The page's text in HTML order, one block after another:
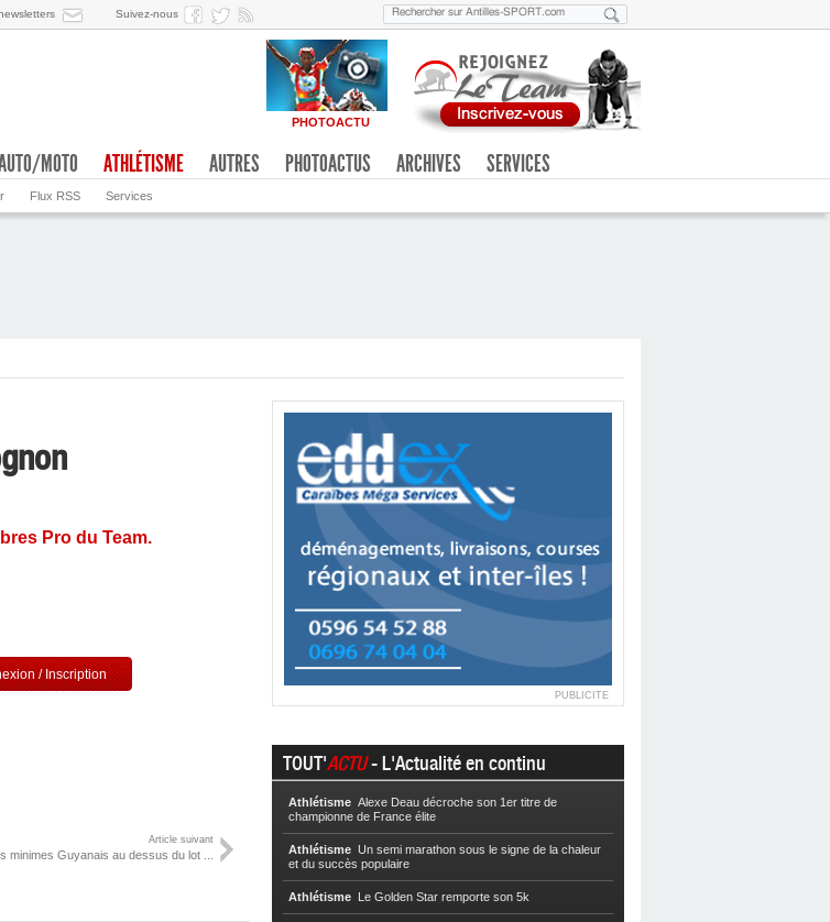
Suivez-nous
PHOTOACTU
Flux RSS Services
MOTO ATHLÉTISME AUTRES PHOTOACTUS ARCHIVES SERVICES
Pro du Team.
/ Inscription
Article suivant
minimes Guyanais au dessus du lot ...
PUBLICITE
TOUT'ACTU- L'Actualité en continu
Athlétisme Alexe Deau décroche son 1er titre de
championne de France élite
Athlétisme Un semi marathon sous le signe de la chaleur
et du succès populaire
Athlétisme Le Golden Star remporte son 5k